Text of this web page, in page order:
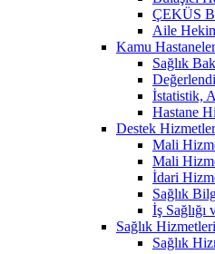
ÇEKÜS
Aile
Kamu
Sağlık
İstatistik,
Hastane
Destek
Mali
Mali
İdari
Sağlık
İş
Sağlık
Sağlık